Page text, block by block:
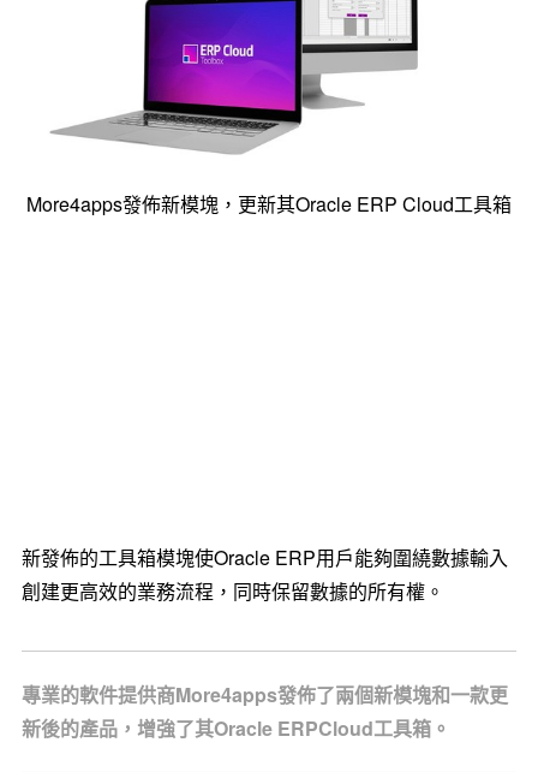
More4apps發佈新模塊，更新其Oracle ERP Cloud工具箱
新發佈的工具箱模塊使Oracle ERP用戶能夠圍繞數據輸入
創建更高效的業務流程，同時保留數據的所有權。
專業的軟件提供商More4apps發佈了兩個新模塊和一款更
新後的產品，增強了其Oracle ERPCloud工具箱。